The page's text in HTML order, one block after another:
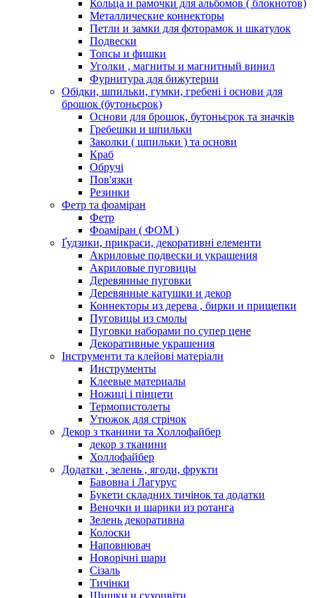
Кольца и рамочки для альбомов ( блокнотов)
Металлические коннекторы
Петли и замки для фоторамок и шкатулок
Подвески
Топсы и фишки
Уголки , магниты и магнитный винил
Фурнитура для бижутерии
Обідки, шпильки, гумки, гребені і основи для
брошок (бутоньєрок)
Основи для брошок, бутоньєрок та значків
Гребешки и шпильки
Заколки ( шпильки ) та основи
Краб
Обручі
Пов'язки
Резинки
Фетр та фоаміран
Фетр
Фоаміран ( ФОМ )
Ґудзики, прикраси, декоративні елементи
Акриловые подвески и украшения
Акриловые пуговицы
Деревянные пуговки
Деревянные катушки и декор
Коннекторы из дерева , бирки и прищепки
Пуговицы из смолы
Пуговки наборами по супер цене
Декоративные украшения
Інструменти та клейові матеріали
Инструменты
Клеевые материалы
Ножиці і пінцети
Термопистолеты
Утюжок для стрічок
Декор з тканини та Холлофайбер
декор з тканини
Холлофайбер
Додатки , зелень , ягоди, фрукти
Бавовна і Лагурус
Букети складних тичінок та додатки
Веночки и шарики из ротанга
Зелень декоративна
Колоски
Наповнювач
Новорічні шари
Сізаль
Тичінки
Шишки и сухоцвіти